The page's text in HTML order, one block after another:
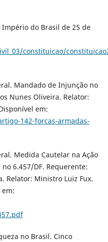
Império do Brasil de 25 de
constituicao/
Mandado de Injunção no
Nunes Oliveira. Relator:
em:
142-forcas-armadas-
Medida Cautelar na Ação
6.457/DF. Requerente:
Relator: Ministro Luiz Fux.
no Brasil. Cinco